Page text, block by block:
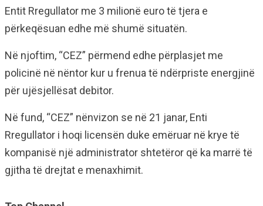
Entit Rregullator me 3 milionë euro të tjera e
përkeqësuan edhe më shumë situatën.
Në njoftim, “CEZ” përmend edhe përplasjet me
policinë në nëntor kur u frenua të ndërpriste energjinë
për ujësjellësat debitor.
Në fund, “CEZ” nënvizon se në 21 janar, Enti
Rregullator i hoqi licensën duke emëruar në krye të
kompanisë një administrator shtetëror që ka marrë të
gjitha të drejtat e menaxhimit.